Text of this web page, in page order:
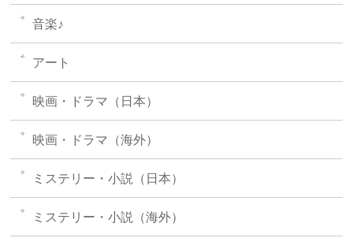
音楽♪
アート
映画・ドラマ（日本）
映画・ドラマ（海外）
ミステリー・小説（日本）
ミステリー・小説（海外）